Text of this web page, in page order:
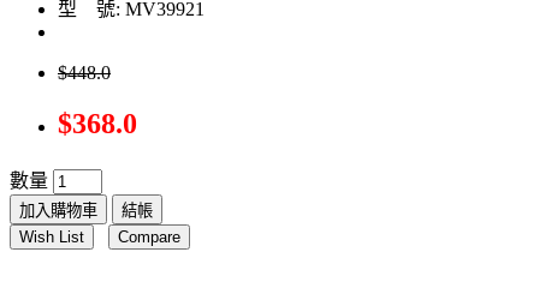
型 號: MV39921
$448.0
$368.0
數量
加入購物車
結帳
Wish List
Compare